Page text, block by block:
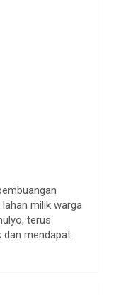
milik warga
terus
dan mendapat